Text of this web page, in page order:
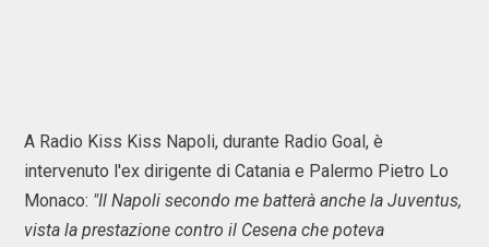
A Radio Kiss Kiss Napoli, durante Radio Goal, è
intervenuto l'ex dirigente di Catania e Palermo Pietro Lo
Monaco: "Il Napoli secondo me batterà anche la Juventus,
vista la prestazione contro il Cesena che poteva